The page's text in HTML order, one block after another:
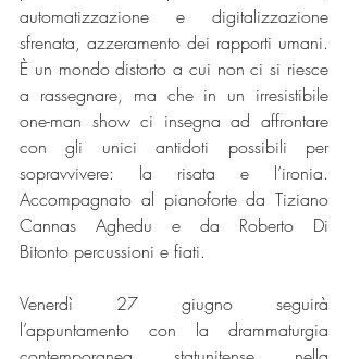
automatizzazione e digitalizzazione
sfrenata, azzeramento dei rapporti umani.
È un mondo distorto a cui non ci si riesce
a rassegnare, ma che in un irresistibile
one-man show ci insegna ad affrontare
con gli unici antidoti possibili per
sopravvivere: la risata e l’ironia.
Accompagnato al pianoforte da Tiziano
Cannas Aghedu e da Roberto Di
Bitonto percussioni e fiati.
Venerdì 27 giugno seguirà
l’appuntamento con la drammaturgia